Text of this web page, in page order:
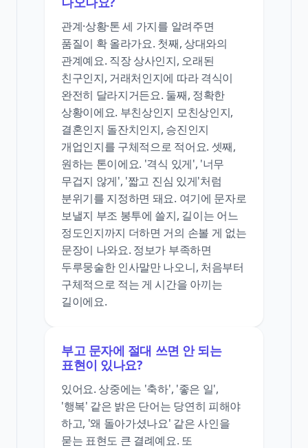
관계·상황·톤 세 가지를 알려주면
품질이 확 올라가요. 첫째, 상대와의
관계예요. 직장 상사인지, 오래된
친구인지, 거래처인지에 따라 격식이
완전히 달라지거든요. 둘째, 정확한
상황이에요. 부친상인지 모친상인지,
결혼인지 돌잔치인지, 승진인지
개업인지를 구체적으로 적어요. 셋째,
원하는 톤이에요. '격식 있게', '너무
무겁지 않게', '짧고 진심 있게'처럼
분위기를 지정하면 돼요. 여기에 문자로
보낼지 부조 봉투에 쓸지, 길이는 어느
정도인지까지 더하면 거의 손볼 게 없는
문장이 나와요. 정보가 부족하면
두루뭉술한 인사말만 나오니, 처음부터
구체적으로 적는 게 시간을 아끼는
길이에요.
부고 문자에 절대 쓰면 안 되는
표현이 있나요?
있어요. 상중에는 '축하', '좋은 일',
'행복' 같은 밝은 단어는 당연히 피해야
하고, '왜 돌아가셨나요' 같은 사인을
묻는 표현도 큰 결례예요. 또